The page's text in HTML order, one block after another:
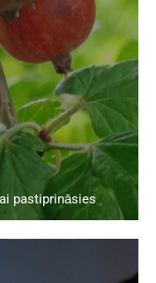
pastiprināsies